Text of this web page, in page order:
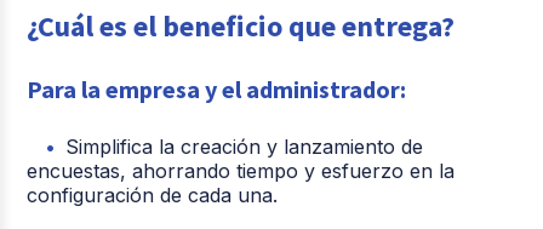
¿Cuál es el beneficio que entrega?
Para la empresa y el administrador:
Simplifica la creación y lanzamiento de
encuestas, ahorrando tiempo y esfuerzo en la
configuración de cada una.